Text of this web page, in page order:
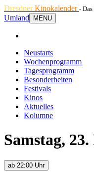
DresdnerKinokalender -
Umland
MENU
Neustarts
Wochenprogramm
Tagesprogramm
Besonderheiten
Festivals
Kinos
Aktuelles
Kolumne
Samstag,
ab 22:00 Uhr